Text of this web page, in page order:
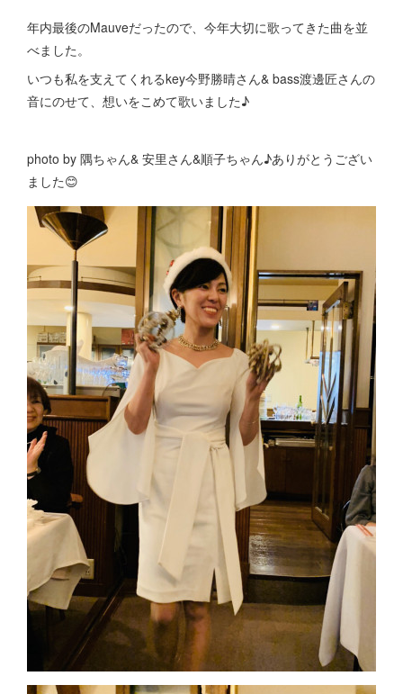
年内最後のMauveだったので、今年大切に歌ってきた曲を並
べました。
いつも私を支えてくれるkey今野勝晴さん& bass渡邊匠さんの
音にのせて、想いをこめて歌いました♪
photo by 隅ちゃん& 安里さん&順子ちゃん♪ありがとうござい
ました😊